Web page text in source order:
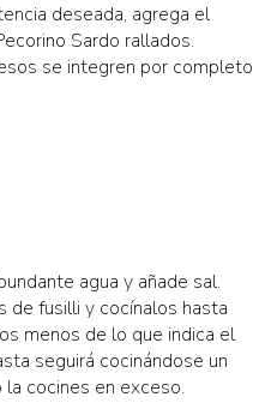
deseada, agrega el
Sardo rallados.
se integren por completo
agua y añade sal.
de fusilli y cocínalos hasta
menos de lo que indica el
seguirá cocinándose un
cocines en exceso.